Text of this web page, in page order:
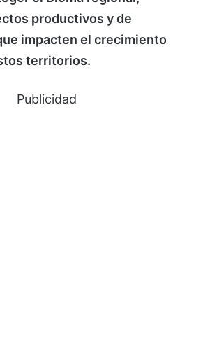
productivos y de
impacten el crecimiento
territorios.
Publicidad